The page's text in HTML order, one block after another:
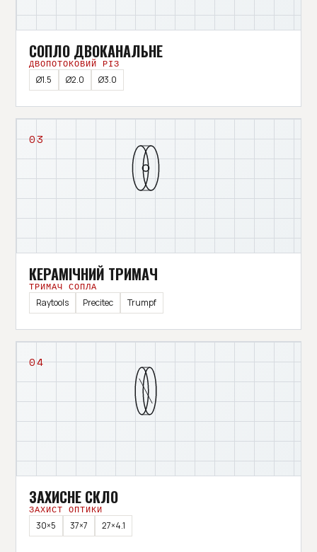
СОПЛО ДВОКАНАЛЬНЕ
ДВОПОТОКОВИЙ РІЗ
Ø1.5
Ø2.0 Ø3.0
03
КЕРАМІЧНИЙ ТРИМАЧ
ТРИМАЧ СОПЛА
Raytools
Precitec Trumpf
04
ЗАХИСНЕ СКЛО
ЗАХИСТ ОПТИКИ
30×5
37×7 27×4.1